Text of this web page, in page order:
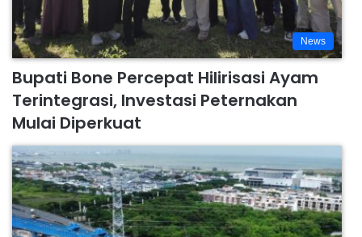
News
Bupati Bone Percepat Hilirisasi Ayam
Terintegrasi, Investasi Peternakan
Mulai Diperkuat